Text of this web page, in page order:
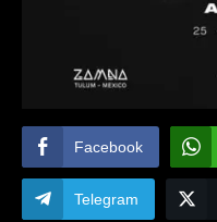
Facebook
Telegram